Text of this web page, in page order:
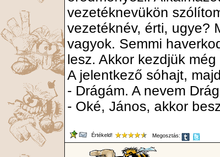
vezetéknevükön
vezetéknév, érti, ugye?
vagyok. Semmi
lesz. Akkor kezdjük
A jelentkező sóhajt,
- Drágám. A nevem
- Oké, János, akkor
Értékeld! Megosztás: